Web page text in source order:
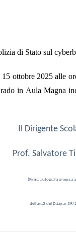
di Stato sul
15 ottobre 2025 alle
in Aula Magna
Il Dirigente
Prof. Salvatore
(Firma autografa omessa
dell’art.3 del D.Lgs.n 39/